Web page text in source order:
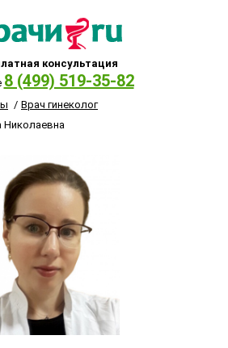
консультация
8 (499) 519-35-82
Врач гинеколог
Николаевна